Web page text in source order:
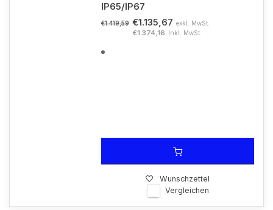
IP65/IP67
€1.419,59 €1.135,67 exkl. MwSt.
€1.374,16 Inkl. MwSt.
Wunschzettel
Vergleichen